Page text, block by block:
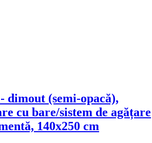
- dimout (semi-opacă),
cu bare/sistem de agățare
140x250 cm